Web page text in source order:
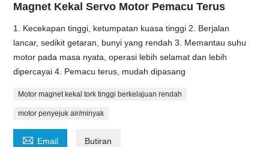
Magnet Kekal Servo Motor Pemacu Terus
1. Kecekapan tinggi, ketumpatan kuasa tinggi 2. Berjalan
lancar, sedikit getaran, bunyi yang rendah 3. Memantau suhu
motor pada masa nyata, operasi lebih selamat dan lebih
dipercayai 4. Pemacu terus, mudah dipasang
Motor magnet kekal tork tinggi berkelajuan rendah
motor penyejuk air/minyak
 Email Butiran